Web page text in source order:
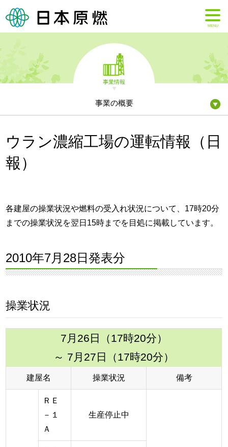
MENU
事業情報
事業の概要
ウラン濃縮工場の運転情報（日
報）
各建屋の操業状況や燃料の受入れ状況について、17時20分
までの操業状況を翌日15時までを目処に掲載しています。
2010年7月28日発表分
操業状況
7月26日（17時20分）
～ 7月27日（17時20分）
建屋名 操業状況 備考
ＲＥ
－１
Ａ
生産停止中